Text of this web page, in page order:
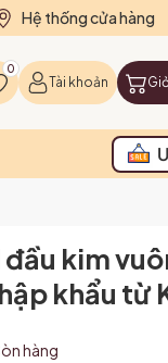
Hệ thống cửa hàng
0
Tài khoản
kim
khẩu từ
hàng